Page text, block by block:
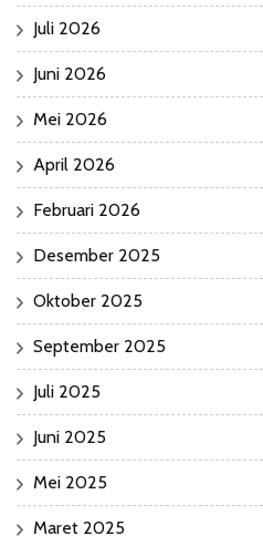
Juli 2026
Juni 2026
Mei 2026
April 2026
Februari 2026
Desember 2025
Oktober 2025
September 2025
Juli 2025
Juni 2025
Mei 2025
Maret 2025